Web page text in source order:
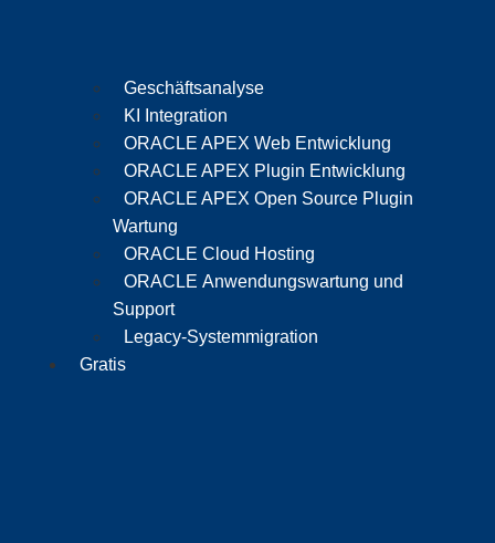
Geschäftsanalyse
KI Integration
ORACLE APEX Web Entwicklung
ORACLE APEX Plugin Entwicklung
ORACLE APEX Open Source Plugin
Wartung
ORACLE Cloud Hosting
ORACLE Anwendungswartung und
Support
Legacy-Systemmigration
Gratis